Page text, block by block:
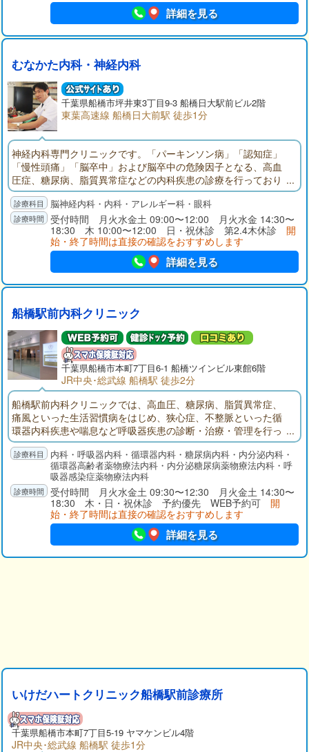
詳細を見る
むなかた内科・神経内科
千葉県船橋市坪井東3丁目9-3 船橋日大駅前ビル2階
東葉高速線 船橋日大前駅 徒歩1分
神経内科専門クリニックです。「パーキンソン病」「認知症」
「慢性頭痛」「脳卒中」および脳卒中の危険因子となる、高血
圧症、糖尿病、脂質異常症などの内科疾患の診療を行っており
ます。ふるえ、歩行障害、物忘れなどの症状のある方はご相談
ください。東葉高速鉄道「船橋日大前」東口駅前（くすりの福
太郎２階）。頭部CT完備。神経内科専門医、指導医。頭痛専門
医、指導医。内科学会認定内科医。眼科学会専門医。
脳神経内科・内科・アレルギー科・眼科
受付時間 月火水金土 09:00〜12:00 月火水金 14:30〜
18:30 木 10:00〜12:00 日・祝休診 第2.4木休診 開
始・終了時間は直接の確認をおすすめします
詳細を見る
船橋駅前内科クリニック
千葉県船橋市本町7丁目6-1 船橋ツインビル東館6階
JR中央･総武線 船橋駅 徒歩2分
船橋駅前内科クリニックでは、高血圧、糖尿病、脂質異常症、
痛風といった生活習慣病をはじめ、狭心症、不整脈といった循
環器内科疾患や喘息など呼吸器疾患の診断・治療・管理を行っ
ております。常に患者様お一人おひとりの生活の質（QOL）向
上を念頭においた医療を提供していくことを目指しておりま
内科・呼吸器内科・循環器内科・糖尿病内科・内分泌内科・
循環器高齢者薬物療法内科・内分泌糖尿病薬物療法内科・呼
吸器感染症薬物療法内科
受付時間 月火水金土 09:30〜12:30 月火金土 14:30〜
18:30 木・日・祝休診 予約優先 WEB予約可 開
始・終了時間は直接の確認をおすすめします
詳細を見る
いけだハートクリニック船橋駅前診療所
千葉県船橋市本町7丁目5-19 ヤマケンビル4階
JR中央･総武線 船橋駅 徒歩1分